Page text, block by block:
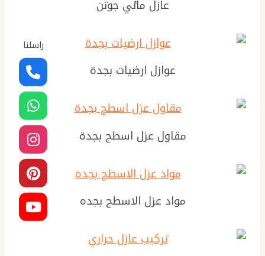
عازل مائي جوتن
عوازل ارضيات بجدة
مقاول عزل اسطح بجدة
مواد عزل الاسطح بجده
راسلنا